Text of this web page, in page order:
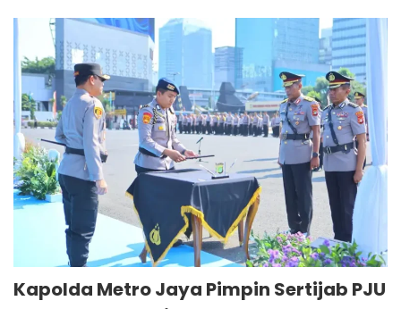
Kapolda Metro Jaya Pimpin Sertijab PJU